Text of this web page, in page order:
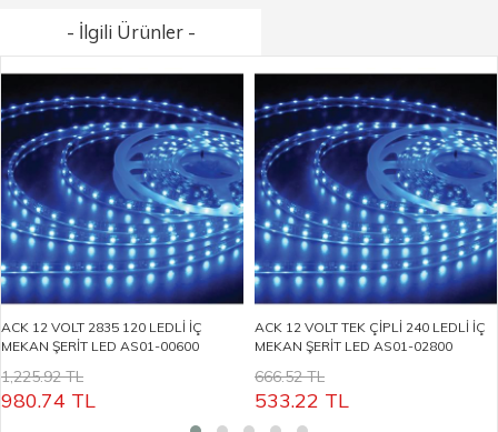
- İlgili Ürünler -
ACK 12 VOLT 2835 120 LEDLİ İÇ
MEKAN ŞERİT LED AS01-00600
1,225.92 TL
980.74 TL
ACK 12 VOLT TEK ÇİPLİ 240 LEDLİ İÇ
MEKAN ŞERİT LED AS01-02800
666.52 TL
533.22 TL